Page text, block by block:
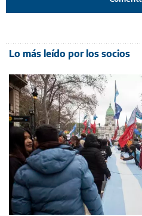
Lo más leído por los socios